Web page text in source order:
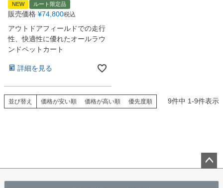
NEW ルート限定品
販売価格 ¥74,800税込
アウトドアフィールドでの走行
性、快適性に優れたオールラウ
ンドペットカート
詳細を見る
並び替え 価格が安い順 価格が高い順 優先度順 9件中 1-9件表示